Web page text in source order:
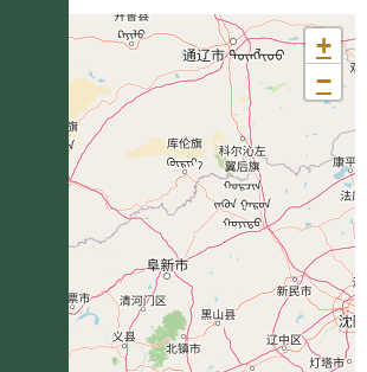
+
−